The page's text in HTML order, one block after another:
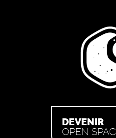
DEVENIR
OPEN